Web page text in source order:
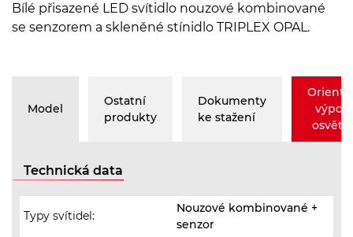
Bílé přisazené LED svítidlo nouzové kombinované
se senzorem a skleněné stínidlo TRIPLEX OPAL.
Model
Ostatní
produkty
Dokumenty
ke stažení
Technická data
Typy svítidel:
Nouzové kombinované +
senzor